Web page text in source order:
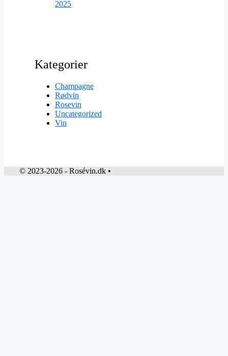
2025
Kategorier
Champagne
Rødvin
Rosevin
Uncategorized
Vin
© 2023-2026 - Rosévin.dk •